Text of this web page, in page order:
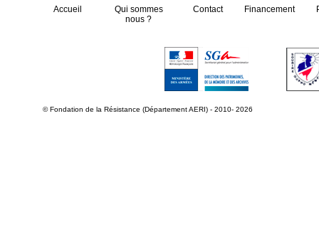
Accueil
Qui sommes
nous ?
Contact Financement
© Fondation de la Résistance (Département AERI) - 2010- 2026